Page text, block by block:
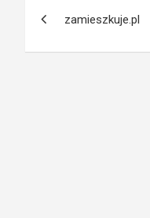
zamieszkuje.pl